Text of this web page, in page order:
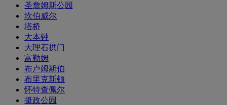
圣詹姆斯公园
坎伯威尔
塔桥
大本钟
大理石拱门
富勒姆
布卢姆斯伯
布里克斯顿
怀特查佩尔
摄政公园